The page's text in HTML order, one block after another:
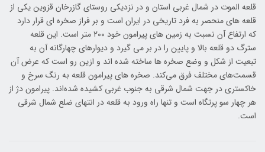
قلعه الموت در شمال غربی استان و در نزديكي روستاي گازرخان قزوین یکی از
قلعه ‌های منحصر به فرد تاریخی در ایران است و بر فراز صخره‌ ای قرار دارد
که ارتفاع آن نسبت به زمین ‌های پیرامون خود ۲۰۰ متر است. این قلعه
سترگ دو قلعه بالا و پایین را در بر می‌ گیرد و دیوارهای چهارگانه آن به
تبعیت از شکل و وضع صخره ‌ها ساخته شده ‌اند و ازین ‌رو است که عرض آن
قسمت‌های مختلف فرق می‌کند. صخره‌ های پیرامون قلعه به رنگ سرخ و
خاکستری در جهت شمال شرقی به جنوب غربی کشیده شده‌اند. پیرامون دژ از
هر چهار سو پرتگاه است و تنها راه ورود به قلعه در انتهای ضلع شمال شرقی
است.